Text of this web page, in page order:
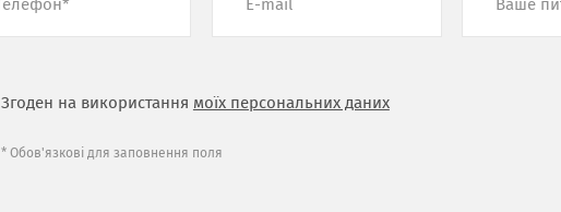
Згоден на використання моїх персональних даних
* Обов'язкові для заповнення поля